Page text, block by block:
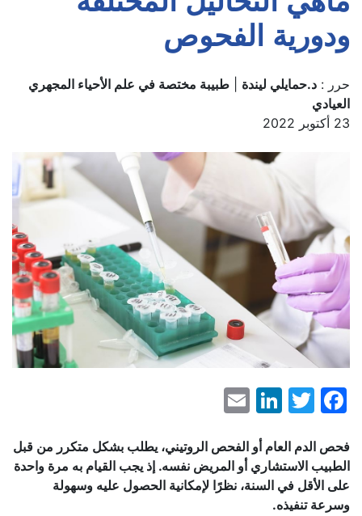
ودورية الفحوص
حرر : د.حمايلي ليندة
طبيبة مختصة في علم الأحياء المجهري
العيادي
23 أكتوبر 2022
Facebook
Twitter
LinkedIn
فحص الدم العام أو الفحص الروتيني، يطلب بشكل متكرر من قبل
الطبيب الاستشاري أو المريض نفسه. إذ يجب القيام به مرة واحدة
على الأقل في السنة، نظرًا لإمكانية الحصول عليه وسهولة
وسرعة تنفيذه.